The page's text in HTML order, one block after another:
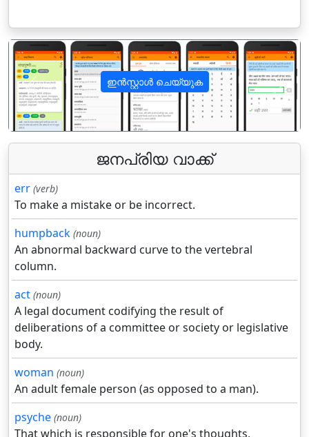
ഇൻസ്റ്റാൾ ചെയ്യുക
पिछला अगला
ജനപ്രിയ വാക്ക്
err (verb)
To make a mistake or be incorrect.
humpback (noun)
An abnormal backward curve to the vertebral
column.
act (noun)
A legal document codifying the result of
deliberations of a committee or society or legislative
body.
woman (noun)
An adult female person (as opposed to a man).
psyche (noun)
That which is responsible for one's thoughts,